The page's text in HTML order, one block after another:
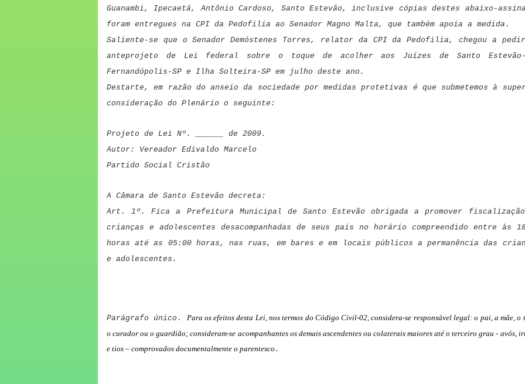
Guanambi, Ipecaetá, Antônio Cardoso, Santo Estevão, inclusive cópias destes abaixo-
foram entregues na CPI da Pedofilia ao Senador Magno Malta, que também apoia a medida.
Saliente-se que o Senador Demóstenes Torres, relator da CPI da Pedofilia, chegou a pedir
anteprojeto de Lei federal sobre o toque de acolher aos Juízes de Santo Estevão-
Fernandópolis-SP e Ilha Solteira-SP em julho deste ano.
Destarte, em razão do anseio da sociedade por medidas protetivas é que submetemos à
consideração do Plenário o seguinte:
Projeto de Lei Nº. ______ de 2009.
Autor: Vereador Edivaldo Marcelo
Partido Social Cristão
A Câmara de Santo Estevão decreta:
Art. 1º. Fica a Prefeitura Municipal de Santo Estevão obrigada a promover
crianças e adolescentes desacompanhadas de seus pais no horário compreendido entre às
horas até as 05:00 horas, nas ruas, em bares e em locais públicos a permanência das
e adolescentes.
Parágrafo único. Para os efeitos desta Lei, nos termos do Código Civil-02, considera-se responsável legal: o pai, a mãe, o
o curador ou o guardião; consideram-se acompanhantes os demais ascendentes ou colaterais maiores até o terceiro grau - avós,
e tios – comprovados documentalmente o parentesco .